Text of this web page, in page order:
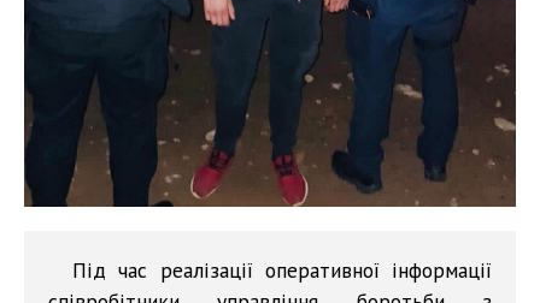
Під час реалізації оперативної інформації